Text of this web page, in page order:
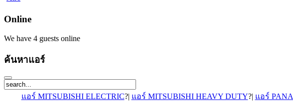
Online
We have 4 guests online
ค้นหาแอร์
แอร์ MITSUBISHI ELECTRIC?| แอร์ MITSUBISHI HEAVY DUTY?| แอร์